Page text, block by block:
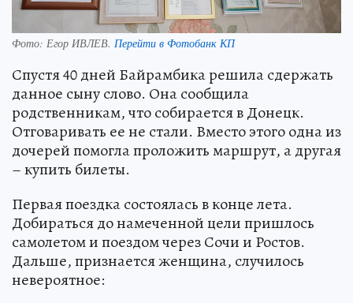
Фото: Егор ИВЛЕВ. Перейти в Фотобанк КП
Спустя 40 дней Байрамбика решила сдержать
данное сыну слово. Она сообщила
родственникам, что собирается в Донецк.
Отговаривать ее не стали. Вместо этого одна из
дочерей помогла проложить маршрут, а другая
– купить билеты.
Первая поездка состоялась в конце лета.
Добираться до намеченной цели пришлось
самолетом и поездом через Сочи и Ростов.
Дальше, признается женщина, случилось
невероятное: